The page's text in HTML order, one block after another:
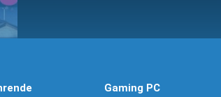
Gaming PC